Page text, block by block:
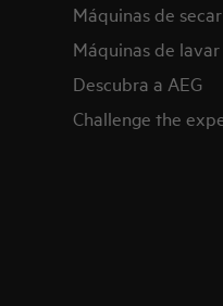
Máquinas de
Máquinas de
Descubra a AEG
Challenge the